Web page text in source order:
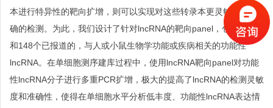
本进行特异性的靶向扩增，则可以实现对这些转录本更灵敏、更准
确的检测。为此，我们设计了针对lncRNA的靶向panel ，包含315个
和148个已报道的，与人或小鼠生物学功能或疾病相关的功能性
lncRNA。在单细胞测序建库过程中，使用lncRNA靶向panel对功能
性lncRNA分子进行多重PCR扩增，极大的提高了lncRNA的检测灵敏
度和准确性，使得在单细胞水平分析低丰度、功能性lncRNA表达情